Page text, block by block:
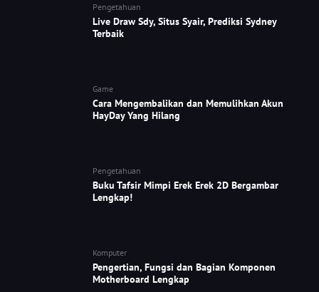
Pengetahuan
Live Draw Sdy, Situs Syair, Prediksi Sydney
Terbaik
Game
Cara Mengembalikan dan Memulihkan Akun
HayDay Yang Hilang
Pengetahuan
Buku Tafsir Mimpi Erek Erek 2D Bergambar
Lengkap!
Komputer
Pengertian, Fungsi dan Bagian Komponen
Motherboard Lengkap